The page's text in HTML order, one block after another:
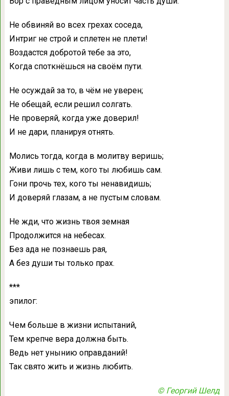
Не обвиняй во всех грехах соседа,
Интриг не строй и сплетен не плети!
Воздастся добротой тебе за это,
Когда споткнёшься на своём пути.
Не осуждай за то, в чём не уверен;
Не обещай, если решил солгать.
Не проверяй, когда уже доверил!
И не дари, планируя отнять.
Молись тогда, когда в молитву веришь;
Живи лишь с тем, кого ты любишь сам.
Гони прочь тех, кого ты ненавидишь;
И доверяй глазам, а не пустым словам.
Не жди, что жизнь твоя земная
Продолжится на небесах.
Без ада не познаешь рая,
А без души ты только прах.
***
эпилог:
Чем больше в жизни испытаний,
Тем крепче вера должна быть.
Ведь нет унынию оправданий!
Так свято жить и жизнь любить.
© Георгий Шелд